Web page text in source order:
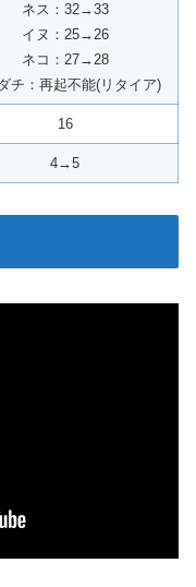
ネス：32→33
イヌ：25→26
ネコ：27→28
チ：再起不能(リタイア)
16
4→5